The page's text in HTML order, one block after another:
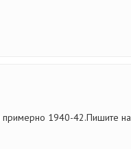
примерно 1940-42.Пишите на